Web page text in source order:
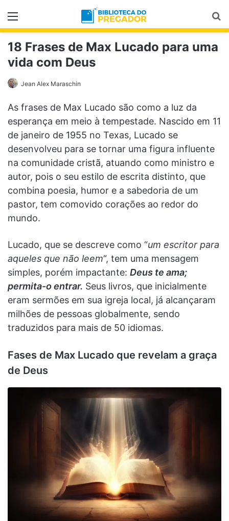
Menu
18 Frases de Max Lucado para uma
vida com Deus
Jean Alex Maraschin
As frases de Max Lucado são como a luz da
esperança em meio à tempestade. Nascido em 11
de janeiro de 1955 no Texas, Lucado se
desenvolveu para se tornar uma figura influente
na comunidade cristã, atuando como ministro e
autor, pois o seu estilo de escrita distinto, que
combina poesia, humor e a sabedoria de um
pastor, tem comovido corações ao redor do
mundo.
Lucado, que se descreve como “um escritor para
aqueles que não leem“, tem uma mensagem
simples, porém impactante: Deus te ama;
permita-o entrar. Seus livros, que inicialmente
eram sermões em sua igreja local, já alcançaram
milhões de pessoas globalmente, sendo
traduzidos para mais de 50 idiomas.
Fases de Max Lucado que revelam a graça
de Deus